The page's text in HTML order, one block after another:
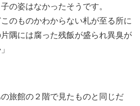
の姿はなかったそうです。
のものかわからない札が至る所に
隅には腐った残飯が盛られ異臭が
旅館の２階で見たものと同じだ